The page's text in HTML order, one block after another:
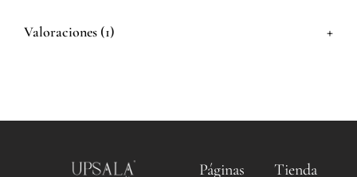
Valoraciones (1) +
Páginas Tienda